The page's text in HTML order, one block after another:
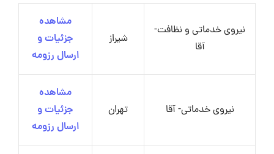
نیروی خدماتی و نظافت-
آقا
شیراز
مشاهده
جزئیات و
ارسال رزومه
نیروی خدماتی- آقا تهران
مشاهده
جزئیات و
ارسال رزومه